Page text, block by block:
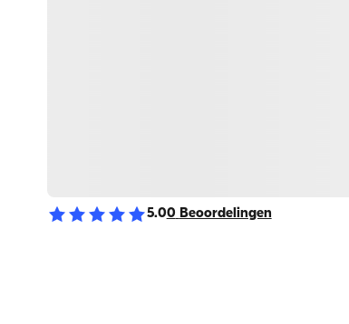
5.00 Beoordelingen